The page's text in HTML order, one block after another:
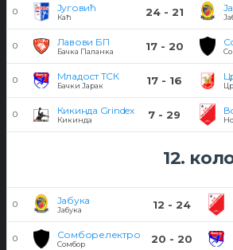
0 Југовић
Каћ 24 - 21
0 Лавови БП
Бачка Паланка 17 - 20
0 Младост ТСК
Бачки Јарак 17 - 16
0 Кикинда Grindex
Кикинда 7 - 29
12.
0 Јабука
Јабука 12 - 24
0 Сомборелектро
Сомбор 20 - 20